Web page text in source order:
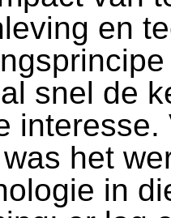
en
snel de
interesse.
het
in